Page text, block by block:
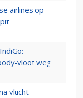
airlines op
vloot weg
vlucht